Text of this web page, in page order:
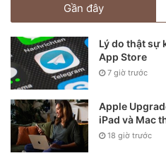
Gần đây
Lý do thật sự
App Store
7 giờ trước
Apple
iPad và Mac
18 giờ trước